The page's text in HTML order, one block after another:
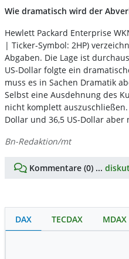
Wie dramatisch wird der
Hewlett Packard Enterprise
| Ticker-Symbol: 2HP)
Abgaben. Die Lage ist
US-Dollar folgte ein
muss es in Sachen Dramatik
Selbst eine Ausdehnung des
nicht komplett
Dollar und 36,5 US-Dollar
Bn-Redaktion/mt
Kommentare (0) ...
DAX TECDAX MDAX